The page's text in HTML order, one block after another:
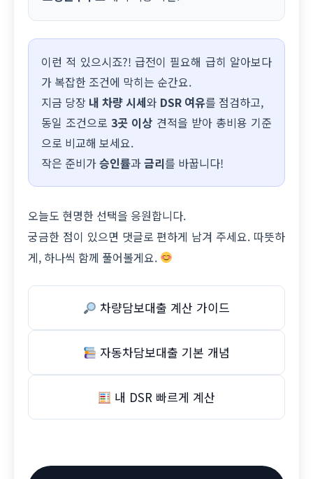
이런 적 있으시죠?! 급전이 필요해 급히 알아보다
가 복잡한 조건에 막히는 순간요.
지금 당장 내 차량 시세와 DSR 여유를 점검하고,
동일 조건으로3곳 이상 견적을 받아 총비용 기준
으로 비교해 보세요.
작은 준비가승인률과금리를 바꿉니다!
오늘도 현명한 선택을 응원합니다.
궁금한 점이 있으면 댓글로 편하게 남겨 주세요. 따뜻하
게, 하나씩 함께 풀어볼게요.
차량담보대출 계산 가이드
자동차담보대출 기본 개념
내 DSR 빠르게 계산